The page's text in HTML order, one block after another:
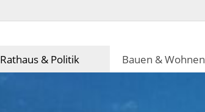
Rathaus & Politik Bauen & Wohnen